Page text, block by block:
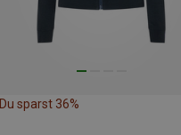
Du sparst 36%